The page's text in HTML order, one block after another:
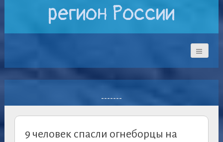
регион России
-------
9 человек спасли огнеборцы на